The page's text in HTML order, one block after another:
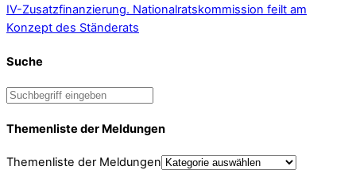
IV-Zusatzfinanzierung. Nationalratskommission feilt am
Konzept des Ständerats
Suche
Themenliste der Meldungen
Themenliste der Meldungen